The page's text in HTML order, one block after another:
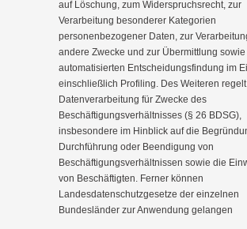
auf Löschung, zum Widerspruchsrecht, zur
Verarbeitung besonderer Kategorien
personenbezogener Daten, zur
andere Zwecke und zur Übermittlung sowie
automatisierten Entscheidungsfindung im
einschließlich Profiling. Des Weiteren
Datenverarbeitung für Zwecke des
Beschäftigungsverhältnisses (§ 26 BDSG),
insbesondere im Hinblick auf die
Durchführung oder Beendigung von
Beschäftigungsverhältnissen sowie die
von Beschäftigten. Ferner können
Landesdatenschutzgesetze der einzelnen
Bundesländer zur Anwendung gelangen